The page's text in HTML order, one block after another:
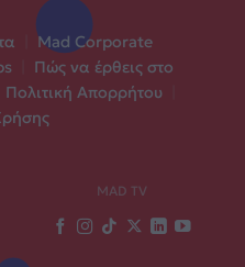
Mad Corporate
Πώς να έρθεις στο
Πολιτική Απορρήτου
MAD TV